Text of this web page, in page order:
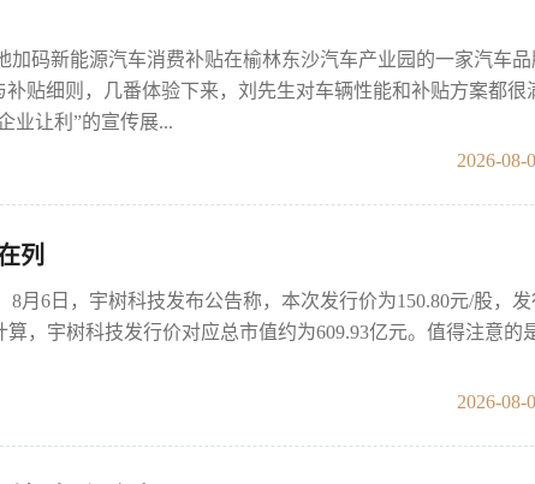
码新能源汽车消费补贴在榆林东沙汽车产业园的一家汽车品
贴细则，几番体验下来，刘先生对车辆性能和补贴方案都很
业让利”的宣传展...
2026-08-
列
月6日，宇树科技发布公告称，本次发行价为150.80元/股，
，宇树科技发行价对应总市值约为609.93亿元。值得注意的
2026-08-